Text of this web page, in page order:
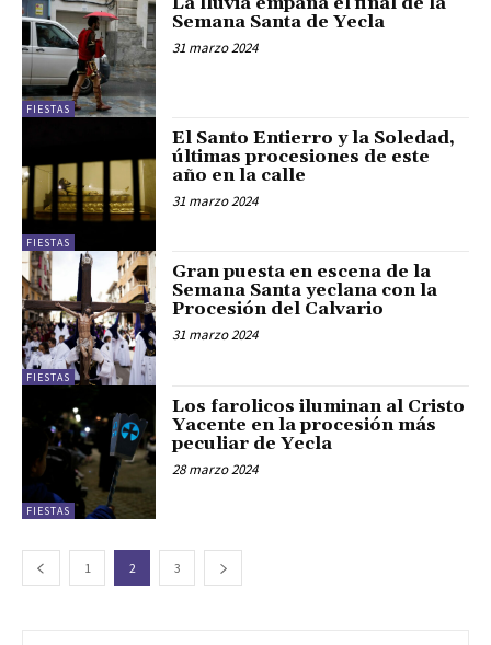
FIESTAS
Semana Santa de Yecla
31 marzo 2024
FIESTAS
El Santo Entierro y la Soledad,
últimas procesiones de este
año en la calle
31 marzo 2024
FIESTAS
Gran puesta en escena de la
Semana Santa yeclana con la
Procesión del Calvario
31 marzo 2024
FIESTAS
Los farolicos iluminan al Cristo
Yacente en la procesión más
peculiar de Yecla
28 marzo 2024
1 2 3